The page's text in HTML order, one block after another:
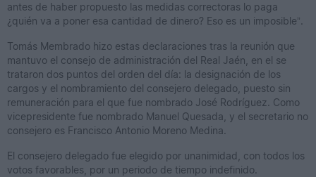
antes de haber propuesto las medidas correctoras lo paga
¿quién va a poner esa cantidad de dinero? Eso es un imposible”.
Tomás Membrado hizo estas declaraciones tras la reunión que
mantuvo el consejo de administración del Real Jaén, en el se
trataron dos puntos del orden del día: la designación de los
cargos y el nombramiento del consejero delegado, puesto sin
remuneración para el que fue nombrado José Rodríguez. Como
vicepresidente fue nombrado Manuel Quesada, y el secretario no
consejero es Francisco Antonio Moreno Medina.
El consejero delegado fue elegido por unanimidad, con todos los
votos favorables, por un periodo de tiempo indefinido.